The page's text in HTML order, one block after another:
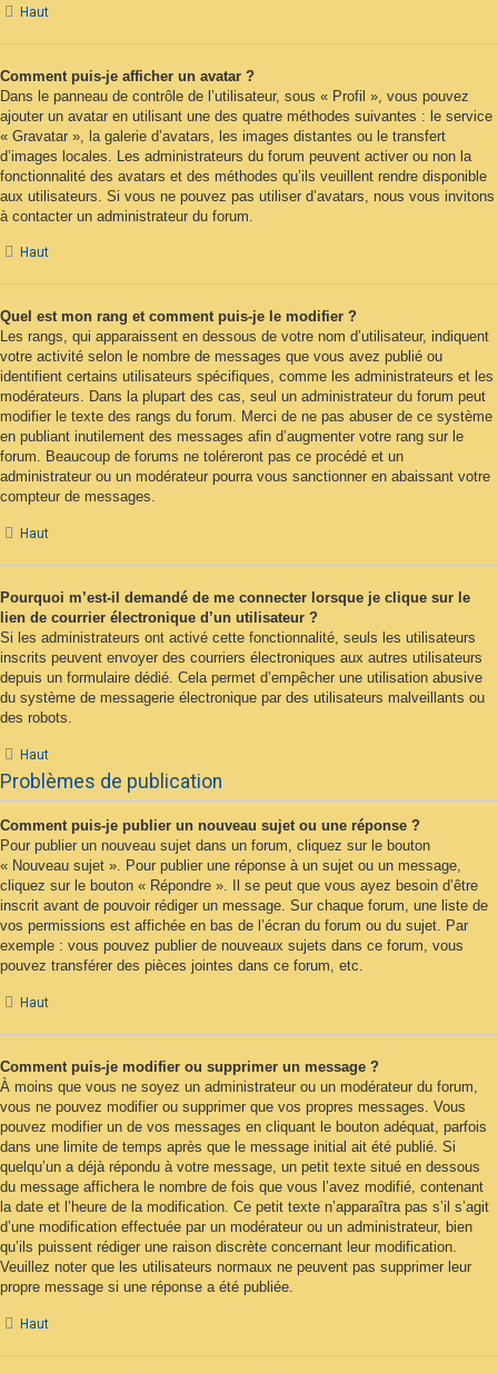
Haut
Comment puis-je afficher un avatar ?
Dans le panneau de contrôle de l’utilisateur, sous « Profil », vous pouvez
ajouter un avatar en utilisant une des quatre méthodes suivantes : le service
« Gravatar », la galerie d’avatars, les images distantes ou le transfert
d’images locales. Les administrateurs du forum peuvent activer ou non la
fonctionnalité des avatars et des méthodes qu’ils veuillent rendre disponible
aux utilisateurs. Si vous ne pouvez pas utiliser d’avatars, nous vous invitons
à contacter un administrateur du forum.
Haut
Quel est mon rang et comment puis-je le modifier ?
Les rangs, qui apparaissent en dessous de votre nom d’utilisateur, indiquent
votre activité selon le nombre de messages que vous avez publié ou
identifient certains utilisateurs spécifiques, comme les administrateurs et les
modérateurs. Dans la plupart des cas, seul un administrateur du forum peut
modifier le texte des rangs du forum. Merci de ne pas abuser de ce système
en publiant inutilement des messages afin d’augmenter votre rang sur le
forum. Beaucoup de forums ne toléreront pas ce procédé et un
administrateur ou un modérateur pourra vous sanctionner en abaissant votre
compteur de messages.
Haut
Pourquoi m’est-il demandé de me connecter lorsque je clique sur le
lien de courrier électronique d’un utilisateur ?
Si les administrateurs ont activé cette fonctionnalité, seuls les utilisateurs
inscrits peuvent envoyer des courriers électroniques aux autres utilisateurs
depuis un formulaire dédié. Cela permet d’empêcher une utilisation abusive
du système de messagerie électronique par des utilisateurs malveillants ou
des robots.
Haut
Problèmes de publication
Comment puis-je publier un nouveau sujet ou une réponse ?
Pour publier un nouveau sujet dans un forum, cliquez sur le bouton
« Nouveau sujet ». Pour publier une réponse à un sujet ou un message,
cliquez sur le bouton « Répondre ». Il se peut que vous ayez besoin d’être
inscrit avant de pouvoir rédiger un message. Sur chaque forum, une liste de
vos permissions est affichée en bas de l’écran du forum ou du sujet. Par
exemple : vous pouvez publier de nouveaux sujets dans ce forum, vous
pouvez transférer des pièces jointes dans ce forum, etc.
Haut
Comment puis-je modifier ou supprimer un message ?
À moins que vous ne soyez un administrateur ou un modérateur du forum,
vous ne pouvez modifier ou supprimer que vos propres messages. Vous
pouvez modifier un de vos messages en cliquant le bouton adéquat, parfois
dans une limite de temps après que le message initial ait été publié. Si
quelqu’un a déjà répondu à votre message, un petit texte situé en dessous
du message affichera le nombre de fois que vous l’avez modifié, contenant
la date et l’heure de la modification. Ce petit texte n’apparaîtra pas s’il s’agit
d’une modification effectuée par un modérateur ou un administrateur, bien
qu’ils puissent rédiger une raison discrète concernant leur modification.
Veuillez noter que les utilisateurs normaux ne peuvent pas supprimer leur
propre message si une réponse a été publiée.
Haut